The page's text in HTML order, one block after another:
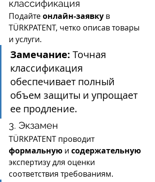
классификация
Подайте онлайн-заявку в
TÜRKPATENT, четко описав товары
и услуги.
Замечание: Точная
классификация
обеспечивает полный
объем защиты и упрощает
ее продление.
3. Экзамен
TÜRKPATENT проводит
формальную и содержательную
экспертизу для оценки
соответствия требованиям.